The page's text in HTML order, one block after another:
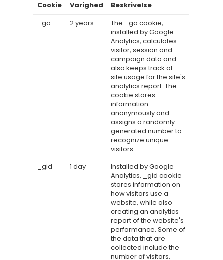
Cookie
Varighed
Beskrivelse
_ga
2 years
The _ga cookie,
installed by Google
Analytics, calculates
visitor, session and
campaign data and
also keeps track of
site usage for the site's
analytics report. The
cookie stores
information
anonymously and
assigns a randomly
generated number to
recognize unique
visitors.
_gid
1 day
Installed by Google
Analytics, _gid cookie
stores information on
how visitors use a
website, while also
creating an analytics
report of the website's
performance. Some of
the data that are
collected include the
number of visitors,